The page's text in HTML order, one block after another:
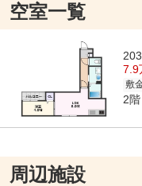
空室一覧
203
7.9
敷
2
周辺施設